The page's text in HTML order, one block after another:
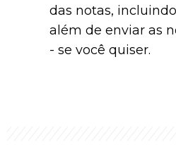
das notas,
além de enviar as
- se você quiser.